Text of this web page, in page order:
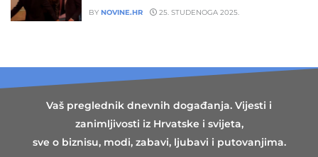
BY NOVINE.HR 25. STUDENOGA 2025.
Vaš preglednik dnevnih događanja. Vijesti i
zanimljivosti iz Hrvatske i svijeta,
sve o biznisu, modi, zabavi, ljubavi i putovanjima.